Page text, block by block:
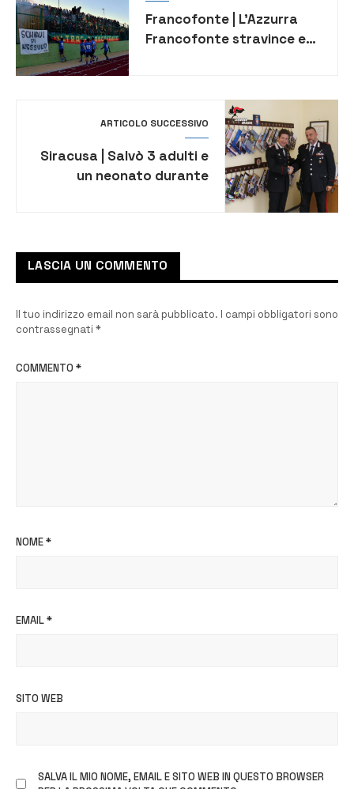
Francofonte | L’Azzurra
Francofonte stravince e
ARTICOLO SUCCESSIVO
Siracusa | Salvò 3 adulti e
un neonato durante
l’appuntato scelto dei
Carabinieri Giuseppe
LASCIA UN COMMENTO
Il tuo indirizzo email non sarà pubblicato. I campi obbligatori sono
contrassegnati *
COMMENTO *
NOME*
EMAIL*
SITO WEB
SALVA IL MIO NOME, EMAIL E SITO WEB IN QUESTO BROWSER